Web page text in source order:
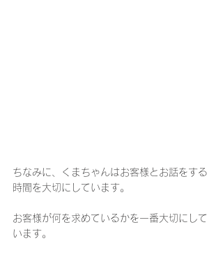
ちなみに、くまちゃんはお客様とお話をする
時間を大切にしています。
お客様が何を求めているかを一番大切にして
います。